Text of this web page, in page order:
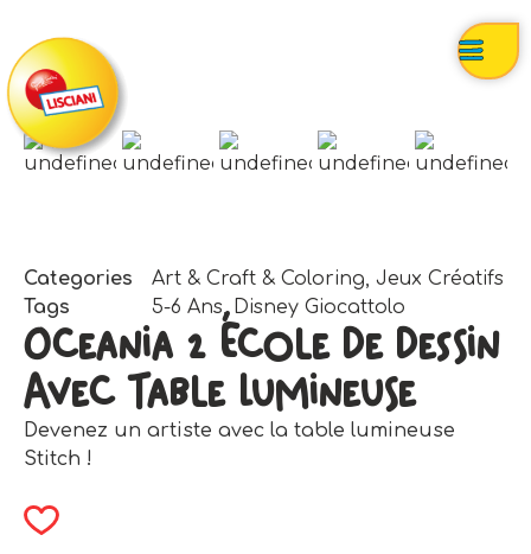
Categories Art & Craft & Coloring, Jeux Créatifs
Tags
5-6 Ans, Disney Giocattolo
Oceania 2 École De Dessin
Avec Table Lumineuse
Devenez un artiste avec la table lumineuse
Stitch !